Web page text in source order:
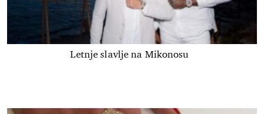
Letnje slavlje na Mikonosu